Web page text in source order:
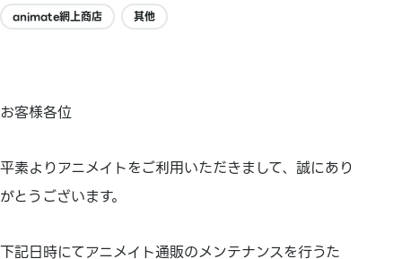
animate網上商店 其他
お客様各位
平素よりアニメイトをご利用いただきまして、誠にあり
がとうございます。
下記日時にてアニメイト通販のメンテナンスを行うた